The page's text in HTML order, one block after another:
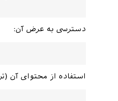
دسترسی به عرض آن:
استفاده از محتوای آن